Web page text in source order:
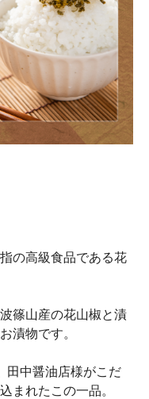
の高級食品である花
篠山産の花山椒と漬
漬物です。
田中醤油店様がこだ
まれたこの一品。